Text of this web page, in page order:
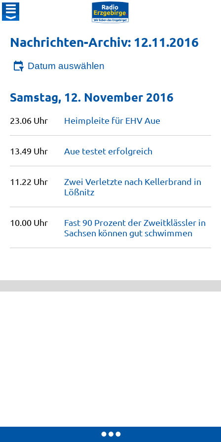
Nachrichten-Archiv: 12.11.2016
Datum auswählen
Samstag, 12. November 2016
23.06 Uhr Heimpleite für EHV Aue
13.49 Uhr Aue testet erfolgreich
11.22 Uhr
Zwei Verletzte nach Kellerbrand in
Lößnitz
10.00 Uhr
Fast 90 Prozent der Zweitklässler in
Sachsen können gut schwimmen